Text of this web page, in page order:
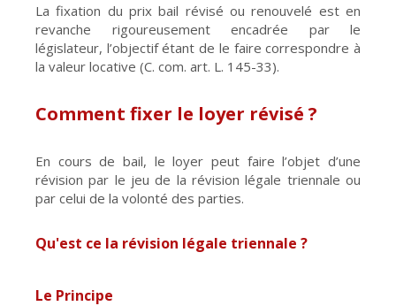
La fixation du prix bail révisé ou renouvelé est en
revanche rigoureusement encadrée par le
législateur, l’objectif étant de le faire correspondre à
la valeur locative (C. com. art. L. 145-33).
Comment fixer le loyer révisé ?
En cours de bail, le loyer peut faire l’objet d’une
révision par le jeu de la révision légale triennale ou
par celui de la volonté des parties.
Qu'est ce la révision légale triennale ?
Le Principe